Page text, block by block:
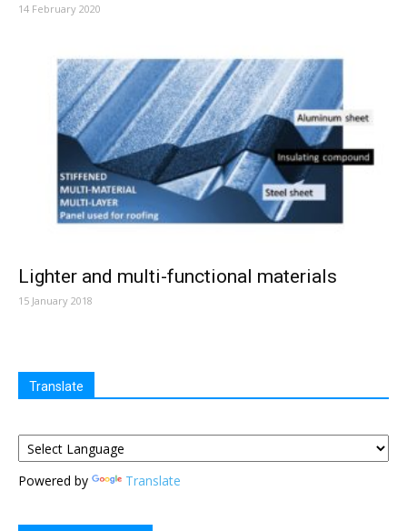
14 February 2020
Lighter and multi-functional materials
15 January 2018
Translate
Powered by Translate